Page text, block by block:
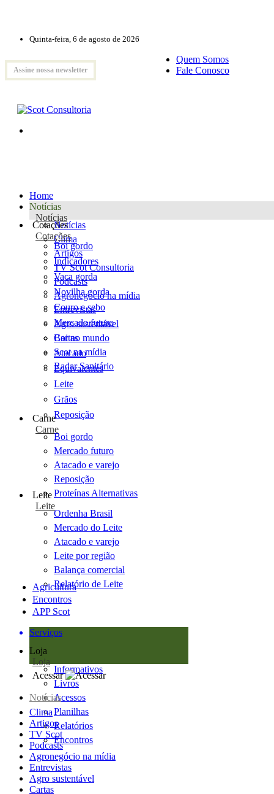
Quinta-feira, 6 de agosto de 2026
Assine nossa newsletter
Quem Somos
Fale Conosco
Home
Notícias
Notícias
Notícias
Clima
Artigos
TV Scot Consultoria
Podcasts
Agronegócio na mídia
Entrevistas
Agro sustentável
Cartas
Scot na mídia
Radar Sanitário
Cotações
Cotações
Boi gordo
Indicadores
Vaca gorda
Novilha gorda
Couro e sebo
Mercado futuro
Boi no mundo
Atacado
Equivalentes
Leite
Grãos
Reposição
Carne
Carne
Boi gordo
Mercado futuro
Atacado e varejo
Reposição
Proteínas Alternativas
Leite
Leite
Ordenha Brasil
Mercado do Leite
Atacado e varejo
Leite por região
Balança comercial
Relatório de Leite
Agricultura
Encontros
APP Scot
Serviços
Loja
Loja
Informativos
Livros
Acessos
Planilhas
Relatórios
Encontros
Acessar
Notícias
Clima
Artigos
TV Scot
Podcasts
Agronegócio na mídia
Entrevistas
Agro sustentável
Cartas